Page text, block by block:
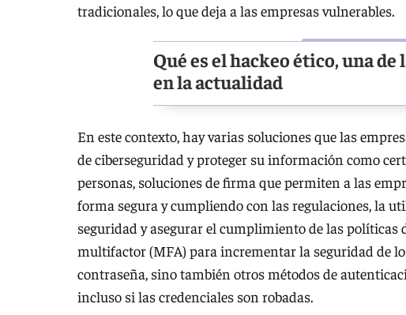
tradicionales, lo que deja a las empresas vulnerables.
Qué es el hackeo ético, una
en la actualidad
En este contexto, hay varias soluciones que las
de ciberseguridad y proteger su información como
personas, soluciones de firma que permiten a las
forma segura y cumpliendo con las regulaciones, la
seguridad y asegurar el cumplimiento de las
multifactor (MFA) para incrementar la seguridad de
contraseña, sino también otros métodos de
incluso si las credenciales son robadas.